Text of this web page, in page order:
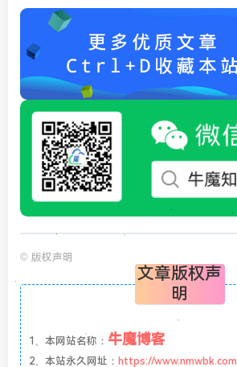
© 版权声明
文章版权声
明
1、本网站名称： 牛魔博客
2、本站永久网址： https://www.nmwbk.com